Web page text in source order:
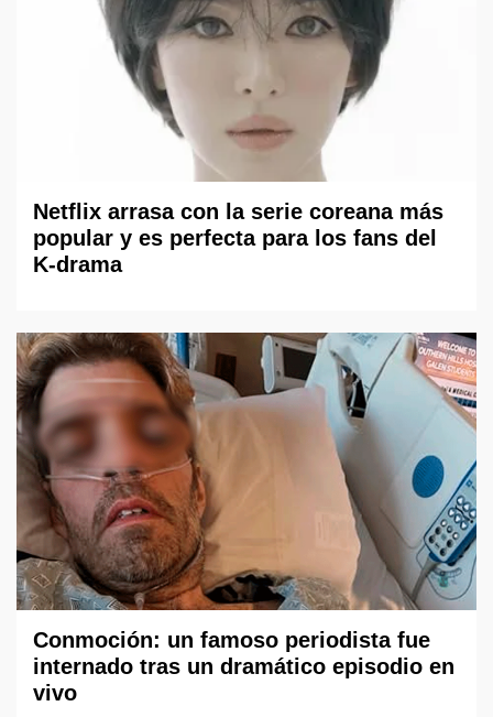
Netflix arrasa con la serie coreana más
popular y es perfecta para los fans del
K-drama
Conmoción: un famoso periodista fue
internado tras un dramático episodio en
vivo